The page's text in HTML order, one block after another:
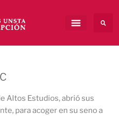
Altos Estudios, abrió sus
para acoger en su seno a